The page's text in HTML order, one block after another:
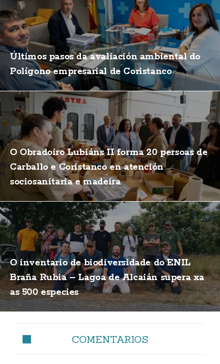
Últimos pasos da avaliación ambiental do
Polígono empresarial de Coristanco
O Obradoiro Lubiáns II forma 20 persoas de
Carballo e Coristanco en atención
sociosanitaria e madeira
O inventario de biodiversidade do ENIL
Braña Rubia – Lagoa de Alcaián supera xa
as 500 especies
COMENTARIOS